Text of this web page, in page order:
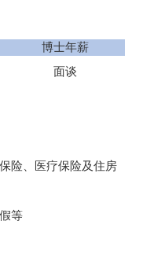
博士年薪
面谈
险、医疗保险及住房
等